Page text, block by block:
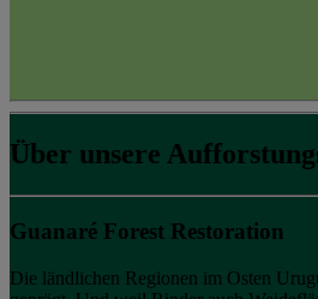
Über unsere
Guanaré Forest Restoration
Die ländlichen Regionen im Osten